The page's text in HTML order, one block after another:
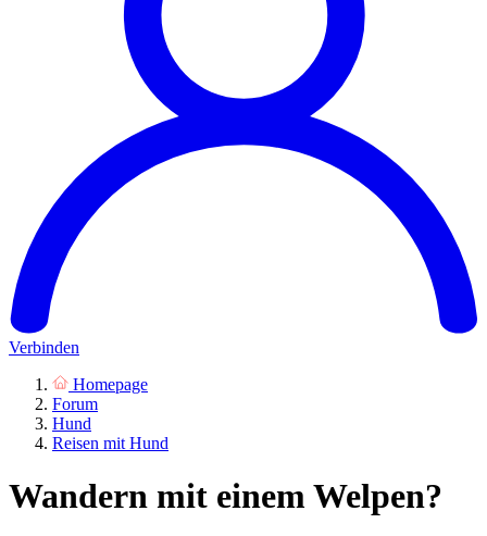
Verbinden
Homepage
Forum
Hund
Reisen mit Hund
Wandern mit einem Welpen?